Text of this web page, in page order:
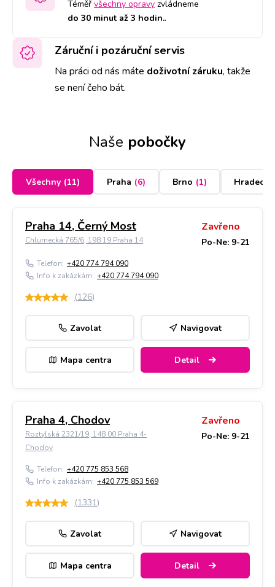
Téměř všechny opravy zvládneme
do 30 minut až 3 hodin..
Záruční i pozáruční servis
Na práci od nás máte doživotní záruku, takže
se není čeho bát.
Naše pobočky
Všechny (11) Praha (6) Brno (1) Hradec
Praha 14, Černý Most
Chlumecká 765/6, 198 19 Praha 14
Zavřeno
Po-Ne: 9-21
Telefon: +420 774 794 090
Info k zakázkám: +420 774 794 090
(126)
Zavolat Navigovat
Mapa centra Detail
Praha 4, Chodov
Roztylská 2321/19, 148 00 Praha 4-
Chodov
Zavřeno
Po-Ne: 9-21
Telefon: +420 775 853 568
Info k zakázkám: +420 775 853 569
(1331)
Zavolat Navigovat
Mapa centra Detail